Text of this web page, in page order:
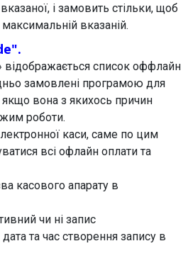
і замовить стільки, щоб
вказаній.
відображається список оффлайн
замовлені програмою для
якщо вона з якихось причин
роботи.
каси, саме по цим
всі офлайн оплати та
касового апарату в
чи ні запис
та час створення запису в